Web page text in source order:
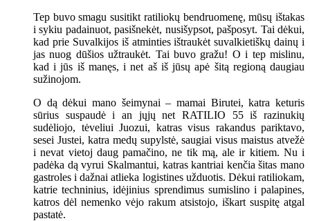
Tep buvo smagu susitikt ratiliokų bendruomenę, mūsų ištakas
i sykiu padainuot, pasišnekėt, nusišypsot, pašposyt. Tai dėkui,
kad prie Suvalkijos iš atminties ištraukėt suvalkietiškų dainų i
jas nuog dūšios užtraukėt. Tai buvo gražu! O i tep mislinu,
kad i jūs iš manęs, i net aš iš jūsų apė šitą regioną daugiau
sužinojom.
O dą dėkui mano šeimynai – mamai Birutei, katra keturis
sūrius suspaudė i an jųjų net RATILIO 55 iš razinukių
sudėliojo, tėveliui Juozui, katras visus rakandus pariktavo,
sesei Justei, katra medų supylstė, saugiai visus maistus atvežė
i nevat vietoj daug pamačino, ne tik mą, ale ir kitiem. Nu i
padėka dą vyrui Skalmantui, katras kantriai kenčia šitas mano
gastroles i dažnai atlieka logistines užduotis. Dėkui ratiliokam,
katrie techninius, idėjinius sprendimus sumislino i palapines,
katros dėl nemenko vėjo rakum atsistojo, iškart suspitę atgal
pastatė.